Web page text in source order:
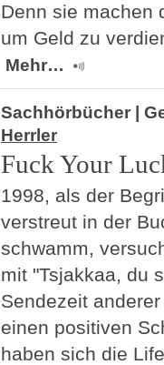
Denn sie machen
um Geld zu
Mehr…
Sachhörbücher |
Herrler
Fuck Your
1998, als der
verstreut in der
schwamm,
mit "Tsjakkaa, du
Sendezeit
einen positiven
haben sich die